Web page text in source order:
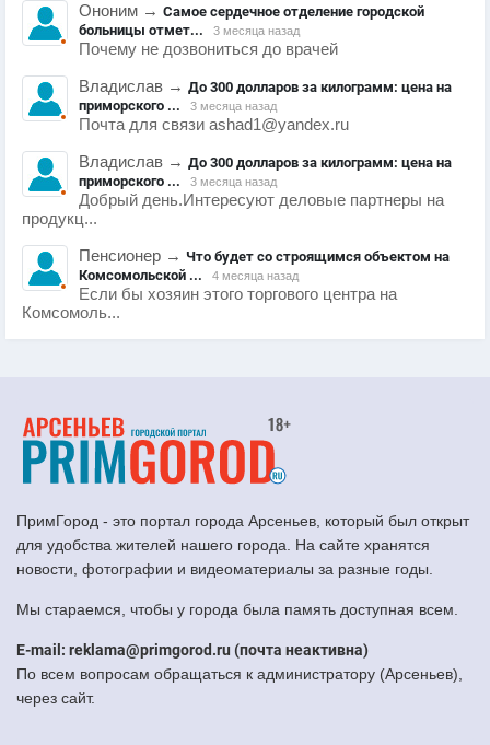
Ононим → Самое сердечное отделение городской
больницы отмет...
3 месяца назад
Почему не дозвониться до врачей
Владислав → До 300 долларов за килограмм: цена на
приморского ...
3 месяца назад
Почта для связи ashad1@yandex.ru
Владислав → До 300 долларов за килограмм: цена на
приморского ...
3 месяца назад
Добрый день.Интересуют деловые партнеры на
продукц...
Пенсионер → Что будет со строящимся объектом на
Комсомольской ...
4 месяца назад
Если бы хозяин этого торгового центра на
Комсомоль...
ПримГород - это портал города Арсеньев, который был открыт
для удобства жителей нашего города. На сайте хранятся
новости, фотографии и видеоматериалы за разные годы.
Мы стараемся, чтобы у города была память доступная всем.
E-mail: reklama@primgorod.ru (почта неактивна)
По всем вопросам обращаться к администратору (Арсеньев),
через сайт.